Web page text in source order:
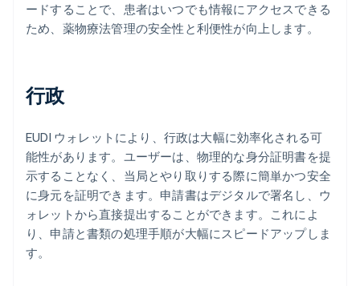
ードすることで、患者はいつでも情報にアクセスできる
ため、薬物療法管理の安全性と利便性が向上します。
行政
EUDI ウォレットにより、行政は大幅に効率化される可
能性があります。ユーザーは、物理的な身分証明書を提
示することなく、当局とやり取りする際に簡単かつ安全
に身元を証明できます。申請書はデジタルで署名し、ウ
ォレットから直接提出することができます。これによ
り、申請と書類の処理手順が大幅にスピードアップしま
す。